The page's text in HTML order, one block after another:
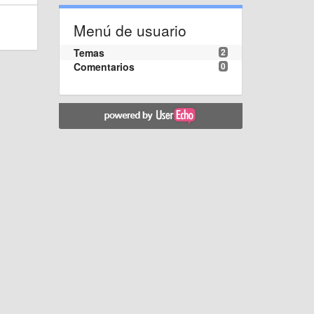
Menú de usuario
2
Temas
0
Comentarios